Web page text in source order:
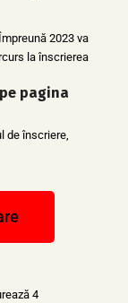
2023 va
la înscrierea
pagina
de înscriere,
4